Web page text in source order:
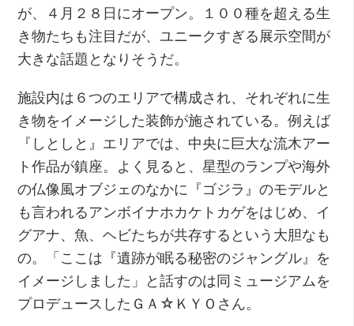
が、４月２８日にオープン。１００種を超える生
き物たちも注目だが、ユニークすぎる展示空間が
大きな話題となりそうだ。
施設内は６つのエリアで構成され、それぞれに生
き物をイメージした装飾が施されている。例えば
『しとしと』エリアでは、中央に巨大な流木アー
ト作品が鎮座。よく見ると、星型のランプや海外
の仏像風オブジェのなかに『ゴジラ』のモデルと
も言われるアンボイナホカケトカゲをはじめ、イ
グアナ、魚、ヘビたちが共存するという大胆なも
の。「ここは『遺跡が眠る秘密のジャングル』を
イメージしました」と話すのは同ミュージアムを
プロデュースしたＧＡ☆ＫＹＯさん。